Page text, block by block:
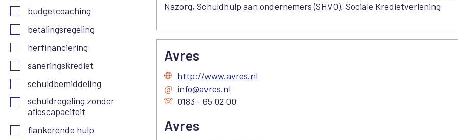
budgetcoaching
betalingsregeling
herfinanciering
saneringskrediet
schuldbemiddeling
schuldregeling zonder
afloscapaciteit
flankerende hulp
Nazorg, Schuldhulp aan ondernemers (SHVO), Sociale Kredietverlening
Avres
http://www.avres.nl
info@avres.nl
0183 - 65 02 00
Avres